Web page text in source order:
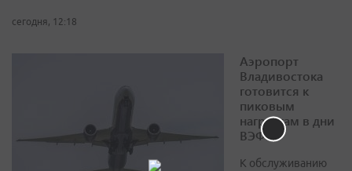
сегодня, 12:18
Аэропорт
Владивостока
готовится к
пиковым
нагрузкам в дни
ВЭФ
К обслуживанию